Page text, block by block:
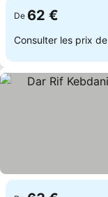
De 62 €
Consulter les prix de